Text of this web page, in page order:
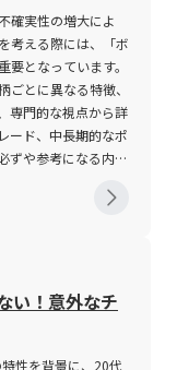
確実性の増大によ
考える際には、「ボ
となっています。
とに異なる特徴、
専門的な視点から詳
ード、中長期的なポ
ずや参考になる内容
、株式、債券、商
準偏差といった形
銘柄は、短時間で
イリスクハイリター
は、安定的な価格
れます。 ボラティ
い！意外なチ
性を背景に、20代